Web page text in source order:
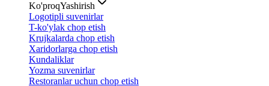
Ko'proqYashirish
Logotipli suvenirlar
T-ko'ylak chop etish
Krujkalarda chop etish
Xaridorlarga chop etish
Kundaliklar
Yozma suvenirlar
Restoranlar uchun chop etish